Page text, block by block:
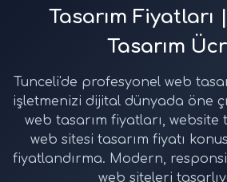
Tasarım Fiyatları
Tasarım
Tunceli'de profesyonel web
işletmenizi dijital dünyada öne
web tasarım fiyatları, website
web sitesi tasarım fiyatı
fiyatlandırma. Modern,
web siteleri